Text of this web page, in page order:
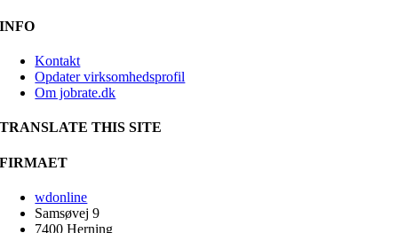
INFO
Kontakt
Opdater virksomhedsprofil
Om jobrate.dk
TRANSLATE THIS SITE
FIRMAET
wdonline
Samsøvej 9
7400 Herning